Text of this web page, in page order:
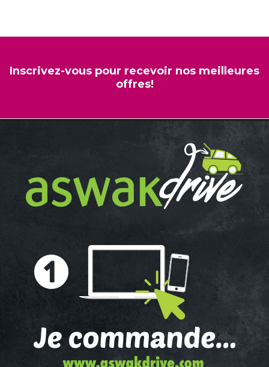
Inscrivez-vous pour recevoir nos meilleures
offres!